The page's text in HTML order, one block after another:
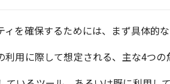
を確保するためには、まず具体的
利用に際して想定される、主な4つの